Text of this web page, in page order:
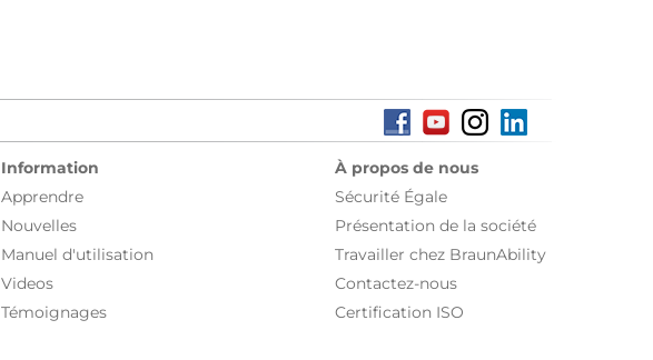
Information
Apprendre
Nouvelles
Manuel d'utilisation
Videos
Témoignages
À propos de nous
Sécurité Égale
Présentation de la société
Travailler chez BraunAbility
Contactez-nous
Certification ISO